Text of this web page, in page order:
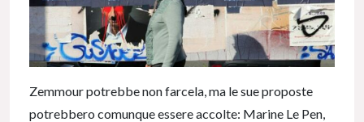
Zemmour potrebbe non farcela, ma le sue proposte
potrebbero comunque essere accolte: Marine Le Pen,